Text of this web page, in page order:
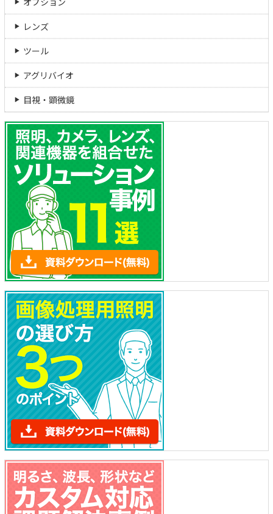
レンズ
ツール
アグリバイオ
目視・顕微鏡